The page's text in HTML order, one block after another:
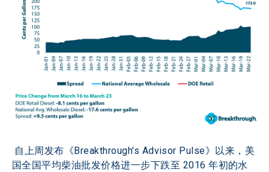
国全国平均柴油批发价格进一步下跌至 2016 年初的水